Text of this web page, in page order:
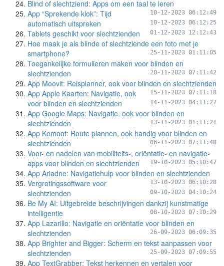
Blind of slechtziend: Apps om een taal te leren
10-12-2023 06:12:49
App “Sprekende klok”: Tijd
automatisch uitspreken
10-12-2023 06:12:25
Tablets geschikt voor slechtzienden 01-12-2023 12:12:43
Hoe maak je als blinde of slechtziende een foto met je
smartphone?
25-11-2023 01:11:05
Toegankelijke formulieren maken voor blinden en
slechtzienden
20-11-2023 07:11:42
App Moovit: Reisplanner, ook voor blinden en slechtzienden
15-11-2023 07:11:18
App Apple Kaarten: Navigatie, ook
voor blinden en slechtzienden
14-11-2023 04:11:27
App Google Maps: Navigatie, ook voor blinden en
slechtzienden
13-11-2023 01:11:21
App Komoot: Route plannen, ook handig voor blinden en
slechtzienden
06-11-2023 07:11:48
Voor- en nadelen van mobiliteits-, oriëntatie- en navigatie-
apps voor blinden en slechtzienden
19-10-2023 05:10:47
App Ariadne: Navigatiehulp voor blinden en slechtzienden
13-10-2023 06:10:28
Vergrotingssoftware voor
slechtzienden
09-10-2023 04:10:24
Be My AI: Uitgebreide beschrijvingen dankzij kunstmatige
intelligentie
08-10-2023 07:10:29
App Lazarillo: Navigatie en oriëntatie voor blinden en
slechtzienden
26-09-2023 06:09:35
App Brighter and Bigger: Scherm en tekst aanpassen voor
slechtzienden
25-09-2023 07:09:55
App TextGrabber: Tekst herkennen en vertalen voor